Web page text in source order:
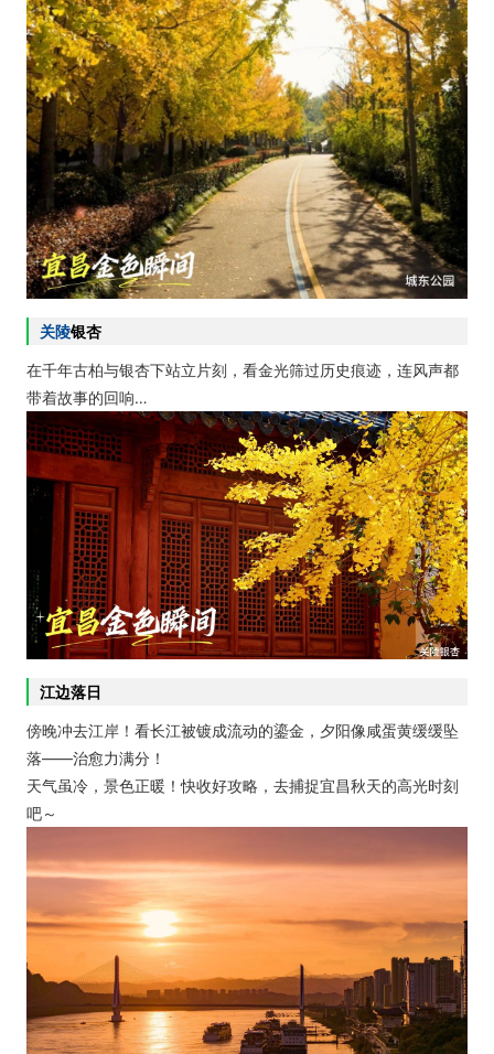
关陵银杏
在千年古柏与银杏下站立片刻，看金光筛过历史痕迹，连风声都
带着故事的回响…
江边落日
傍晚冲去江岸！看长江被镀成流动的鎏金，夕阳像咸蛋黄缓缓坠
落——治愈力满分！
天气虽冷，景色正暖！快收好攻略，去捕捉宜昌秋天的高光时刻
吧～